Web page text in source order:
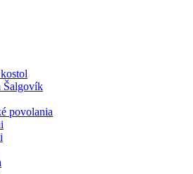
Šalgovík
povolania